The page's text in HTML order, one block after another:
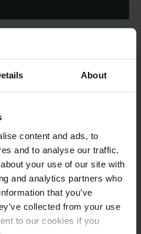
About
content and ads, to
and to analyse our traffic.
your use of our site with
and analytics partners who
that you’ve
collected from your use
to our cookies if you
bevezetésével most
kiváltása, ún.